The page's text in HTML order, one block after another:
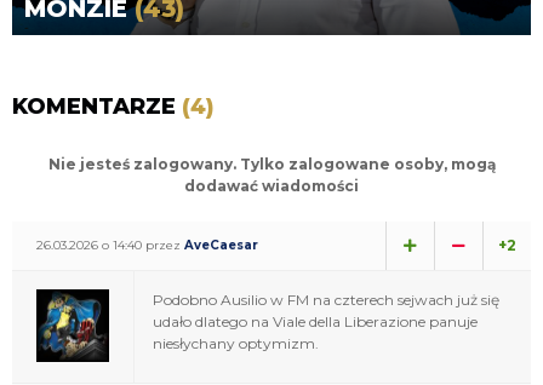
MONZIE(43)
KOMENTARZE (4)
Nie jesteś zalogowany. Tylko zalogowane osoby, mogą
dodawać wiadomości
26.03.2026 o 14:40 przez AveCaesar +2
Podobno Ausilio w FM na czterech sejwach już się
udało dlatego na Viale della Liberazione panuje
niesłychany optymizm.